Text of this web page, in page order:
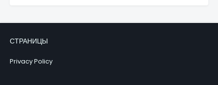
СТРАНИЦЫ
Privacy Policy